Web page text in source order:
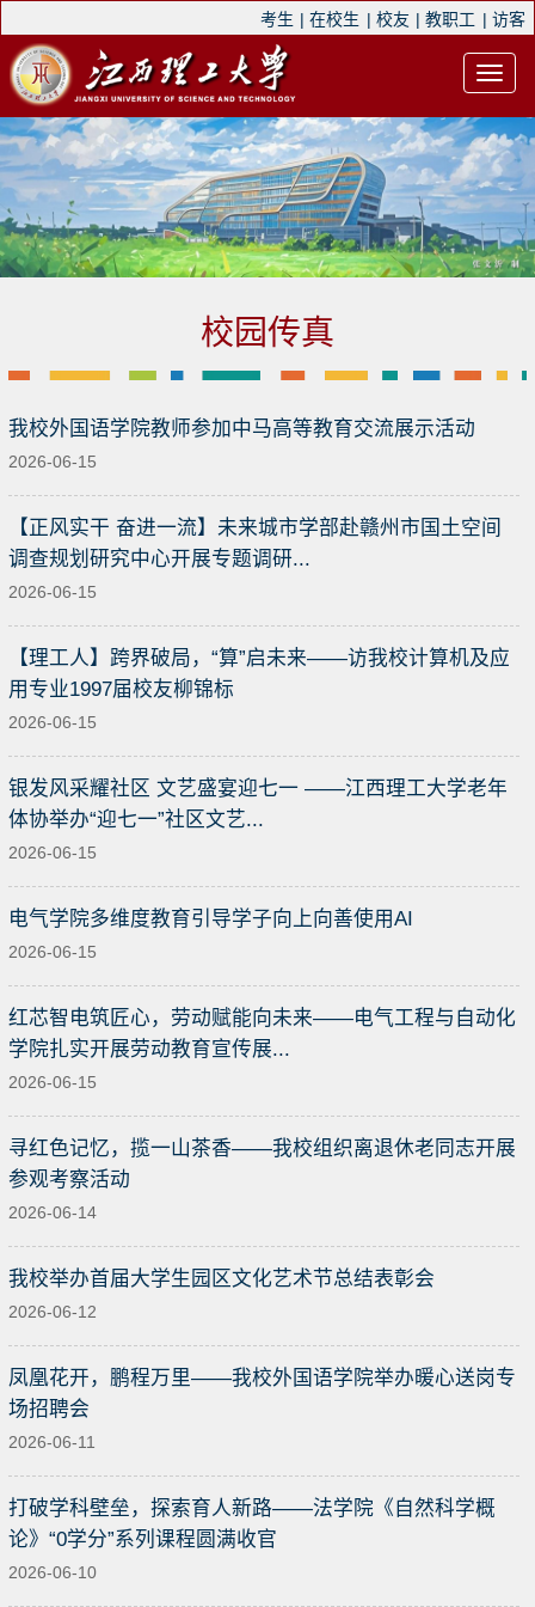
考生 | 在校生 | 校友 | 教职工 | 访客
校园传真
我校外国语学院教师参加中马高等教育交流展示活动
2026-06-15
【正风实干 奋进一流】未来城市学部赴赣州市国土空间
调查规划研究中心开展专题调研...
2026-06-15
【理工人】跨界破局，“算”启未来——访我校计算机及应
用专业1997届校友柳锦标
2026-06-15
银发风采耀社区 文艺盛宴迎七一 ——江西理工大学老年
体协举办“迎七一”社区文艺...
2026-06-15
电气学院多维度教育引导学子向上向善使用AI
2026-06-15
红芯智电筑匠心，劳动赋能向未来——电气工程与自动化
学院扎实开展劳动教育宣传展...
2026-06-15
寻红色记忆，揽一山茶香——我校组织离退休老同志开展
参观考察活动
2026-06-14
我校举办首届大学生园区文化艺术节总结表彰会
2026-06-12
凤凰花开，鹏程万里——我校外国语学院举办暖心送岗专
场招聘会
2026-06-11
打破学科壁垒，探索育人新路——法学院《自然科学概
论》“0学分”系列课程圆满收官
2026-06-10